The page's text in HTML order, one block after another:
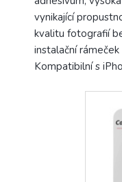
vynikající
kvalitu fotografií
instalační
Kompatibilní s